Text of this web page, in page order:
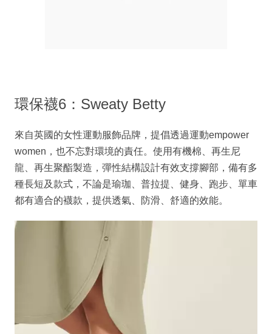
環保襪6：Sweaty Betty
來自英國的女性運動服飾品牌，提倡透過運動empower
women，也不忘對環境的責任。使用有機棉、再生尼
龍、再生聚酯製造，彈性結構設計有效支撐腳部，備有多
種長短及款式，不論是瑜珈、普拉提、健身、跑步、單車
都有適合的襪款，提供透氣、防滑、舒適的效能。